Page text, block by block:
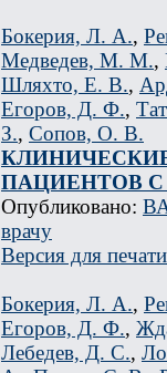
Бокерия, Л. А.,
Медведев, М. М.,
Шляхто, Е. В.,
Егоров, Д. Ф.,
З., Сопов, О. В.
ПАЦИЕНТОВ
Опубликовано:
врачу
Версия для печати
Бокерия, Л. А.,
Егоров, Д. Ф.,
Лебедев, Д. С.,